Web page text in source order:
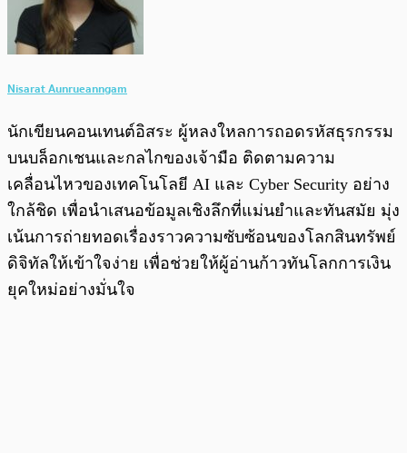
Nisarat Aunrueanngam
นักเขียนคอนเทนต์อิสระ ผู้หลงใหลการถอดรหัสธุรกรรม
บนบล็อกเชนและกลไกของเจ้ามือ ติดตามความ
เคลื่อนไหวของเทคโนโลยี AI และ Cyber Security อย่าง
ใกล้ชิด เพื่อนำเสนอข้อมูลเชิงลึกที่แม่นยำและทันสมัย มุ่ง
เน้นการถ่ายทอดเรื่องราวความซับซ้อนของโลกสินทรัพย์
ดิจิทัลให้เข้าใจง่าย เพื่อช่วยให้ผู้อ่านก้าวทันโลกการเงิน
ยุคใหม่อย่างมั่นใจ